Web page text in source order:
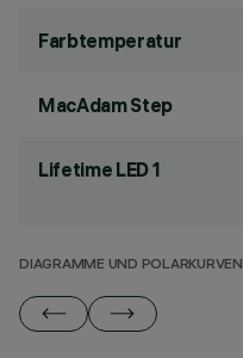
Farbtemperatur
MacAdam Step
Lifetime LED 1
DIAGRAMME UND POLARKURVEN